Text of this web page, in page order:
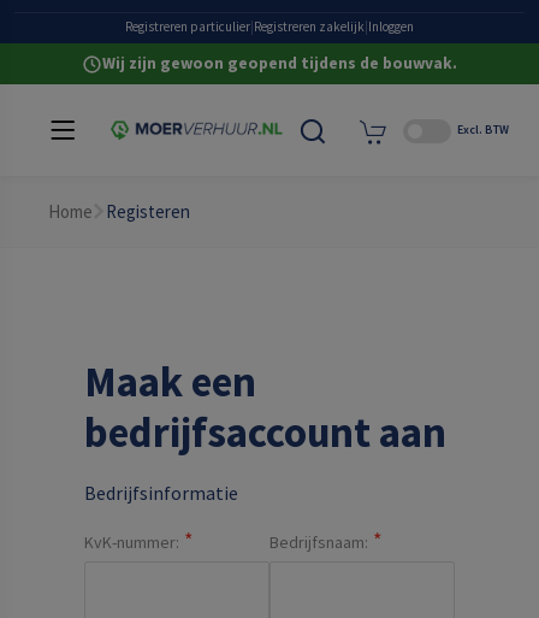
Grote eigen voorraadRegistreren particulier Registreren zakelijk Inloggen
Wij zijn gewoon geopend tijdens de bouwvak.
Excl. BTW
Home Registeren
Maak een
bedrijfsaccount aan
Bedrijfsinformatie
KvK-nummer: Bedrijfsnaam: